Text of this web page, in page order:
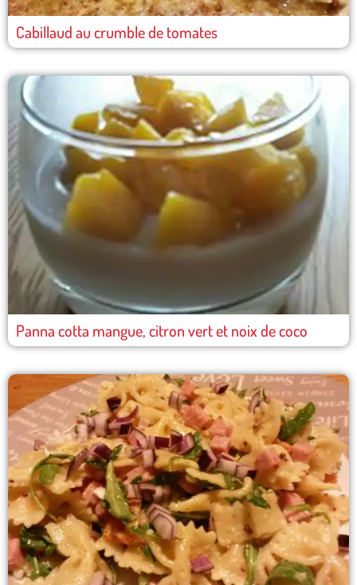
Cabillaud au crumble de tomates
Panna cotta mangue, citron vert et noix de coco